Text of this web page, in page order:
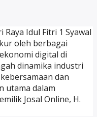
Raya Idul Fitri 1 Syawal
oleh berbagai
digital di
dinamika industri
dan
utama dalam
Josal Online, H.